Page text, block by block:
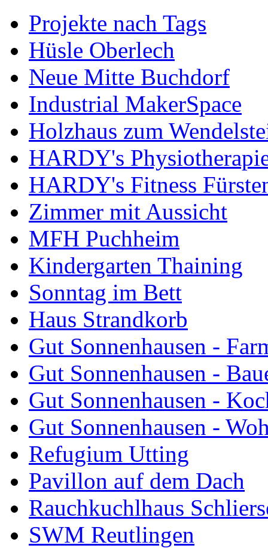
Projekte nach Tags
Hüsle Oberlech
Neue Mitte Buchdorf
Industrial MakerSpace
Holzhaus zum
HARDY's
HARDY's Fitness
Zimmer mit Aussicht
MFH Puchheim
Kindergarten Thaining
Sonntag im Bett
Haus Strandkorb
Gut Sonnenhausen -
Gut Sonnenhausen -
Gut Sonnenhausen -
Gut Sonnenhausen -
Refugium Utting
Pavillon auf dem Dach
Rauchkuchlhaus
SWM Reutlingen